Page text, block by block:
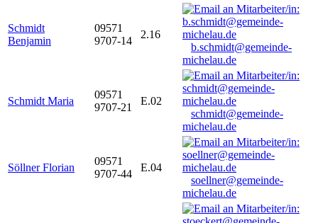
Schmidt
Benjamin
09571
9707-14
2.16
b.schmidt@gemeinde-
michelau.de
Schmidt Maria
09571
9707-21
E.02
schmidt@gemeinde-
michelau.de
Söllner Florian
09571
9707-44
E.04
soellner@gemeinde-
michelau.de